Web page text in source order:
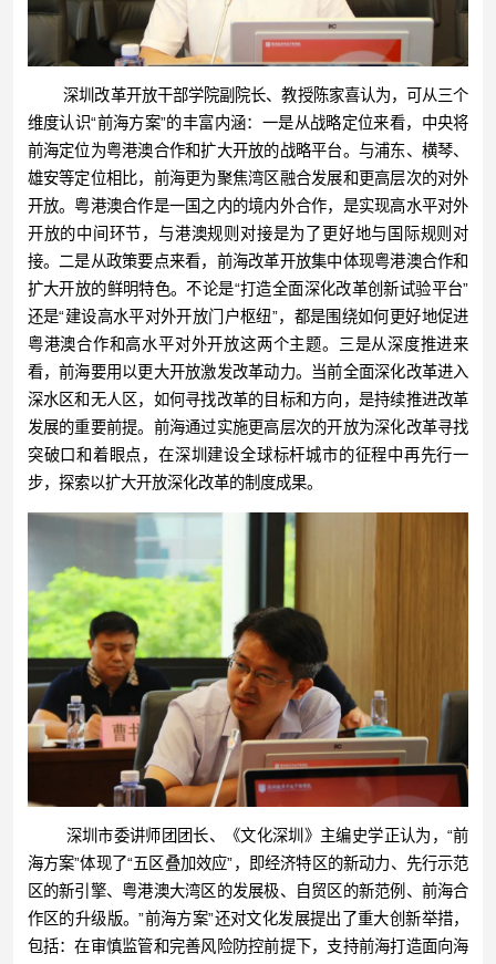
深圳改革开放干部学院副院长、教授陈家喜认为，可从三个
维度认识“前海方案”的丰富内涵：一是从战略定位来看，中央将
前海定位为粤港澳合作和扩大开放的战略平台。与浦东、横琴、
雄安等定位相比，前海更为聚焦湾区融合发展和更高层次的对外
开放。粤港澳合作是一国之内的境内外合作，是实现高水平对外
开放的中间环节，与港澳规则对接是为了更好地与国际规则对
接。二是从政策要点来看，前海改革开放集中体现粤港澳合作和
扩大开放的鲜明特色。不论是“打造全面深化改革创新试验平台”
还是“建设高水平对外开放门户枢纽”，都是围绕如何更好地促进
粤港澳合作和高水平对外开放这两个主题。三是从深度推进来
看，前海要用以更大开放激发改革动力。当前全面深化改革进入
深水区和无人区，如何寻找改革的目标和方向，是持续推进改革
发展的重要前提。前海通过实施更高层次的开放为深化改革寻找
突破口和着眼点，在深圳建设全球标杆城市的征程中再先行一
步，探索以扩大开放深化改革的制度成果。
深圳市委讲师团团长、《文化深圳》主编史学正认为，“前
海方案”体现了“五区叠加效应”，即经济特区的新动力、先行示范
区的新引擎、粤港澳大湾区的发展极、自贸区的新范例、前海合
作区的升级版。”前海方案”还对文化发展提出了重大创新举措，
包括：在审慎监管和完善风险防控前提下，支持前海打造面向海